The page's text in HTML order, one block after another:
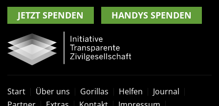
JETZT SPENDEN HANDYS SPENDEN
Start Über uns Gorillas Helfen
Journal